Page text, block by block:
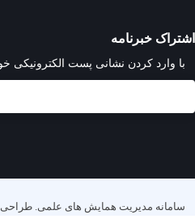
اشتراک خبرنامه
با وارد کردن نشانی پست الکترونیکی
سامانه مدیریت همایش های علمی. طراحی